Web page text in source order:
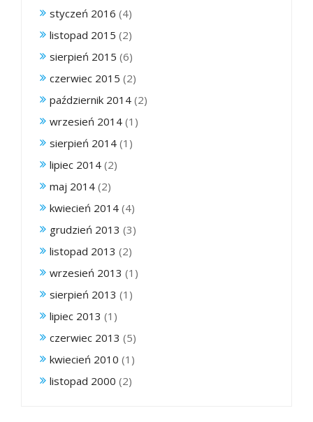
styczeń 2016 (4)
listopad 2015 (2)
sierpień 2015 (6)
czerwiec 2015 (2)
październik 2014 (2)
wrzesień 2014 (1)
sierpień 2014 (1)
lipiec 2014 (2)
maj 2014 (2)
kwiecień 2014 (4)
grudzień 2013 (3)
listopad 2013 (2)
wrzesień 2013 (1)
sierpień 2013 (1)
lipiec 2013 (1)
czerwiec 2013 (5)
kwiecień 2010 (1)
listopad 2000 (2)